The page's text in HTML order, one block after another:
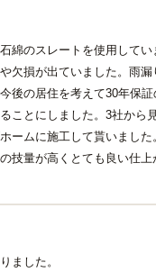
綿のスレートを使用してい
欠損が出ていました。雨漏
後の居住を考えて30年保
ことにしました。3社から
ームに施工して貰いました
技量が高くとても良い仕上
ました。